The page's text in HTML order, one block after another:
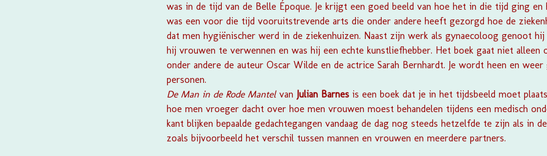
was in de tijd van de Belle Époque. Je krijgt een goed beeld van hoe het in die tijd ging en
was een voor die tijd vooruitstrevende arts die onder andere heeft gezorgd hoe de
dat men hygiënischer werd in de ziekenhuizen. Naast zijn werk als gynaecoloog genoot
hij vrouwen te verwennen en was hij een echte kunstliefhebber. Het boek gaat niet alleen
onder andere de auteur Oscar Wilde en de actrice Sarah Bernhardt. Je wordt heen en
personen.
De Man in de Rode Mantel van Julian Barnes is een boek dat je in het tijdsbeeld moet
hoe men vroeger dacht over hoe men vrouwen moest behandelen tijdens een medisch
kant blijken bepaalde gedachtegangen vandaag de dag nog steeds hetzelfde te zijn als in
zoals bijvoorbeeld het verschil tussen mannen en vrouwen en meerdere partners.